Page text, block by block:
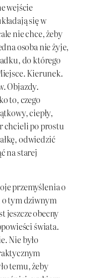
wejście
się w
nie chce, żeby
osoba nie żyje,
do którego
Kierunek.
Objazdy.
to, czego
ciepły,
chcieli po prostu
odwiedzić
na starej
przemyślenia o
o tym dziwnym
jeszcze obecny
świata.
Nie było
temu, żeby